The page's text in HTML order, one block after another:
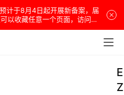
计于8月4日起开展新备案，届
以收藏任意一个页面，访问网
！
E
Z